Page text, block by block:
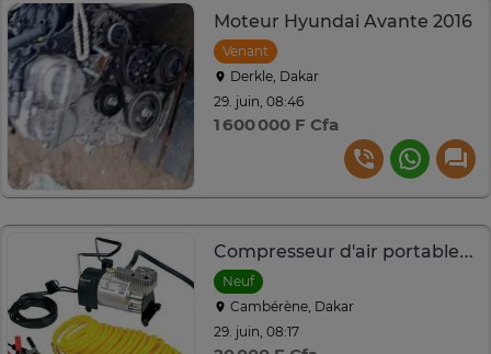
Moteur Hyundai Avante 2016
Venant
Derkle, Dakar
29. juin, 08:46
1 600 000 F Cfa
Compresseur d'air portable 12V avec manomètre et tuyau jaune
Neuf
Cambérène, Dakar
29. juin, 08:17